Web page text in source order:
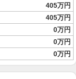
405万円
405万円
0万円
0万円
0万円